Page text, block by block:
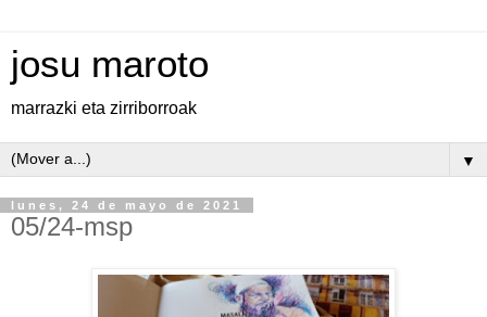
josu maroto
marrazki eta zirriborroak
▼
lunes, 24 de mayo de 2021
05/24-msp